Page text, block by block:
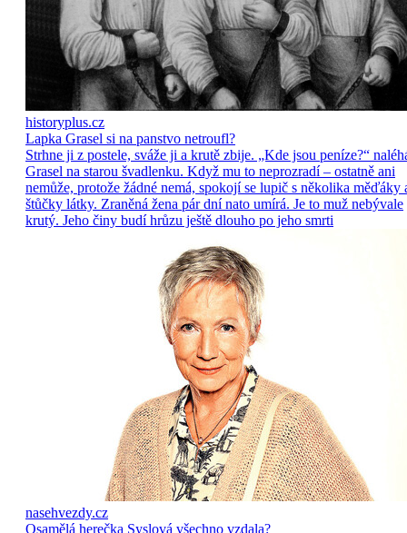
historyplus.cz
Lapka Grasel si na panstvo netroufl?
Strhne ji z postele, sváže ji a krutě zbije. „Kde jsou peníze?“
Grasel na starou švadlenku. Když mu to neprozradí – ostatně ani
nemůže, protože žádné nemá, spokojí se lupič s několika měďáky
štůčky látky. Zraněná žena pár dní nato umírá. Je to muž nebývale
krutý. Jeho činy budí hrůzu ještě dlouho po jeho smrti
nasehvezdy.cz
Osamělá herečka Syslová všechno vzdala?